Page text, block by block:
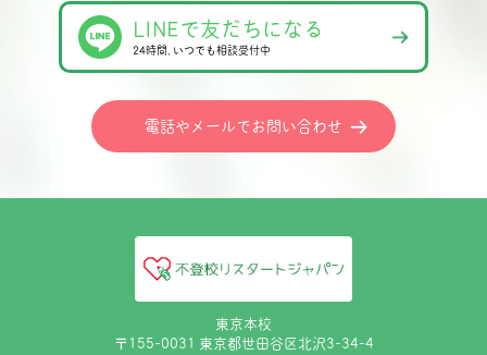
LINEで友だちになる
24時間､いつでも相談受付中
電話やメールでお問い合わせ
東京本校
〒155-0031 東京都世田谷区北沢3-34-4